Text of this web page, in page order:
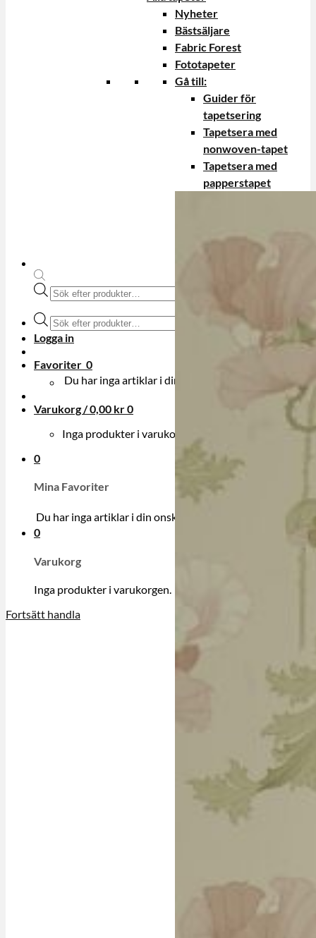
Produktsökning
Produktsökning
Logga in
Favoriter 0
Du har inga artiklar i din onskelista.
Varukorg /0,00 kr0
Inga produkter i varukorgen.
0
Mina Favoriter
Du har inga artiklar i din onskelista.
0
Varukorg
Inga produkter i varukorgen.
Fortsätt handla
Nyheter
Bästsäljare
Fabric Forest
Fototapeter
Gå till:
Guider för
tapetsering
Tapetsera med
nonwoven-tapet
Tapetsera med
papperstapet